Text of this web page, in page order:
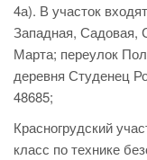
4а). В участок
Западная, Садовая,
Марта; переулок
деревня Студенец
48685;
Красногрудский
класс по технике